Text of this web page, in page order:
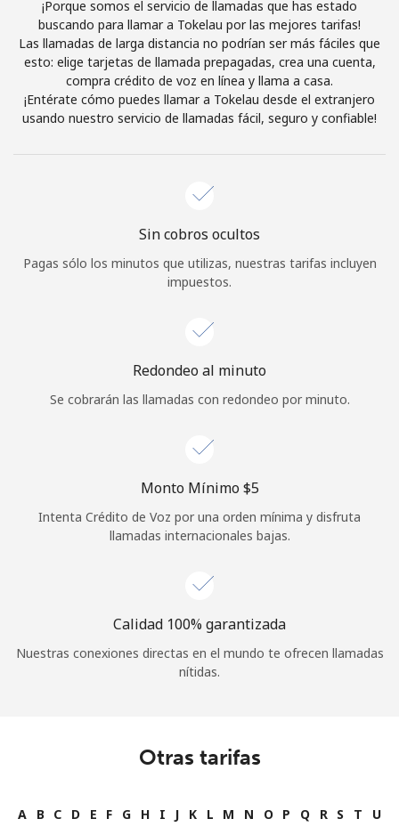
Al abrir una cuenta en este sitio web, estoy de acuerdo con
estosTérminos y condiciones.
Únete
¡Hola!
Inicia sesión oREGÍSTRATE →
¿Olvidaste tu contraseña? →
Continuar con
¡Porque somos el servicio de llamadas que has estado
buscando para llamar a Tokelau por las mejores tarifas!
Las llamadas de larga distancia no podrían ser más fáciles que
esto: elige tarjetas de llamada prepagadas, crea una cuenta,
compra crédito de voz en línea y llama a casa.
¡Entérate cómo puedes llamar a Tokelau desde el extranjero
usando nuestro servicio de llamadas fácil, seguro y confiable!
Sin cobros ocultos
Pagas sólo los minutos que utilizas, nuestras tarifas incluyen
impuestos.
Redondeo al minuto
Se cobrarán las llamadas con redondeo por minuto.
Monto Mínimo ⁦$5⁩
Intenta Crédito de Voz por una orden mínima y disfruta
llamadas internacionales bajas.
Calidad 100% garantizada
Nuestras conexiones directas en el mundo te ofrecen llamadas
nítidas.
Otras tarifas
A B C D E F G H I J K L M N O P Q R S T
U